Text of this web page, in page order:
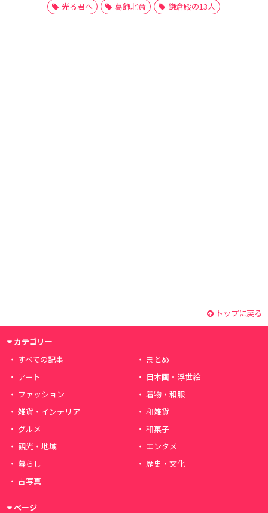
光る君へ
葛飾北斎 鎌倉殿の13人
トップに戻る
カテゴリー
すべての記事
まとめ
アート
日本画・浮世絵
ファッション
着物・和服
雑貨・インテリア
和雑貨
グルメ
和菓子
観光・地域
エンタメ
暮らし
歴史・文化
古写真
ページ